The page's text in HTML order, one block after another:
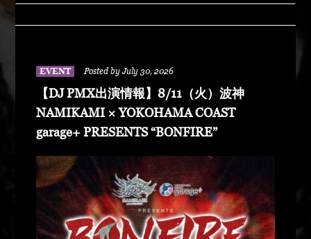
EVENT Posted by July 30, 2026
【DJ PMX出演情報】8/11（火）波神
NAMIKAMI × YOKOHAMA COAST
garage+ PRESENTS “BONFIRE”